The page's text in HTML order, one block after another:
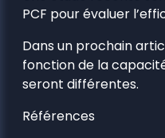
PCF pour évaluer
Dans un prochain
fonction de la
seront différentes.
Références